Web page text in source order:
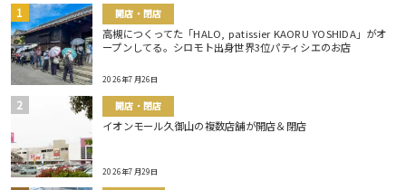
開店・閉店
高槻につくってた「HALO, patissier KAORU YOSHIDA」がオ
ープンしてる。シロモト出身世界3位パティシエのお店
2026年7月26日
開店・閉店
イオンモール久御山の複数店舗が開店＆閉店
2026年7月29日